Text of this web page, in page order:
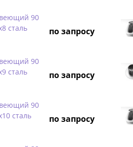
90
сталь
по запросу
90
сталь
по запросу
90
сталь
по запросу